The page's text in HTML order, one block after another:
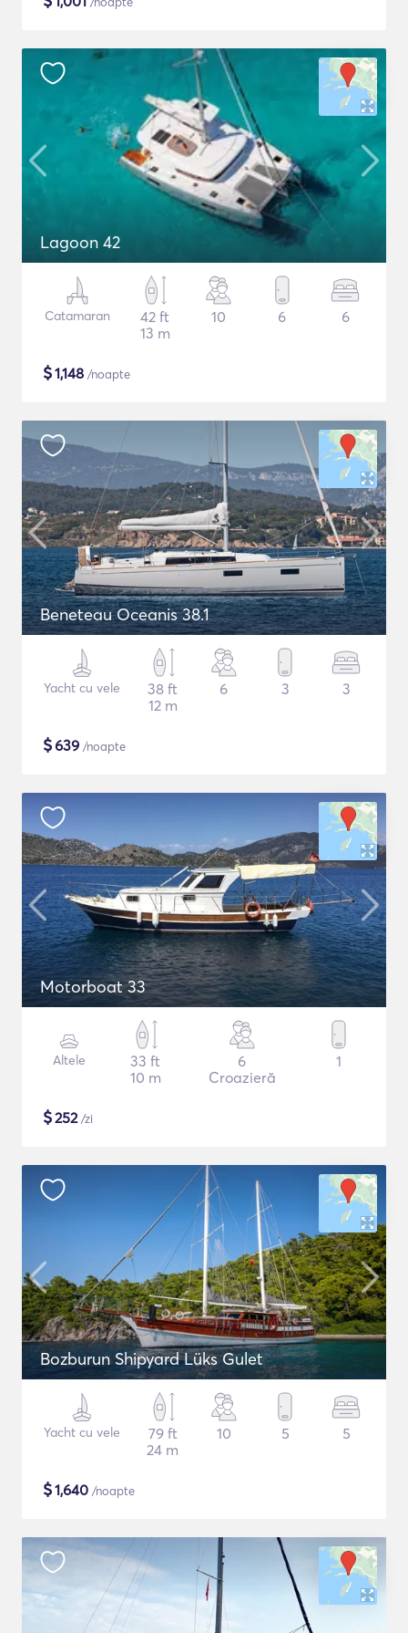
Lagoon 42
Catamaran
42 ft
13 m
10 6 6
$1,148 /noapte
Beneteau Oceanis 38.1
Yacht cu vele
38 ft
12 m
6 3 3
$639 /noapte
Motorboat 33
Altele
33 ft
10 m
6
Croazieră
1
$252/zi
Bozburun Shipyard Lüks Gulet
Yacht cu vele
79 ft
24 m
10 5 5
$1,640 /noapte